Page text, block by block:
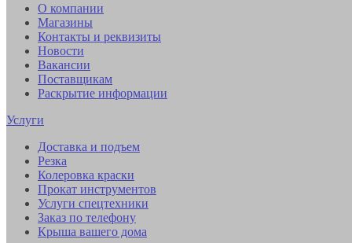
О компании
Магазины
Контакты и реквизиты
Новости
Вакансии
Поставщикам
Раскрытие информации
Услуги
Доставка и подъем
Резка
Колеровка краски
Прокат инструментов
Услуги спецтехники
Заказ по телефону
Крыша вашего дома